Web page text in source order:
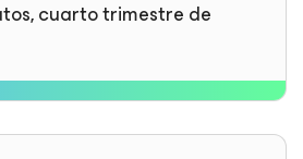
cuarto trimestre de